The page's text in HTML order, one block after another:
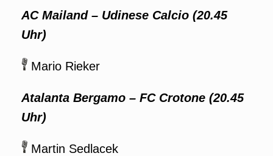
AC Mailand – Udinese Calcio (20.45
Uhr)
Mario Rieker
Atalanta Bergamo – FC Crotone (20.45
Uhr)
Martin Sedlacek